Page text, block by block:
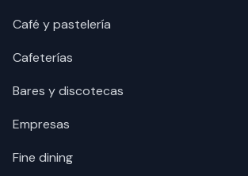
Café y pastelería
Cafeterías
Bares y discotecas
Empresas
Fine dining